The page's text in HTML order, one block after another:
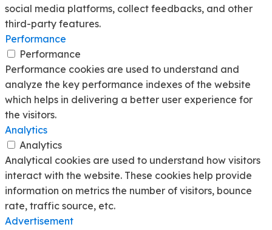
social media platforms, collect feedbacks, and other
third-party features.
Performance
Performance
Performance cookies are used to understand and
analyze the key performance indexes of the website
which helps in delivering a better user experience for
the visitors.
Analytics
Analytics
Analytical cookies are used to understand how visitors
interact with the website. These cookies help provide
information on metrics the number of visitors, bounce
rate, traffic source, etc.
Advertisement